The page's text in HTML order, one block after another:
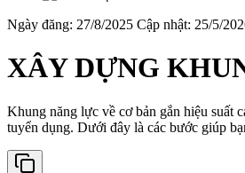
Ngày đăng: 27/8/2025 Cập nhật: 25/5/
XÂY DỰNG
Khung năng lực về cơ bản gắn hiệu suất
tuyển dụng. Dưới đây là các bước giúp